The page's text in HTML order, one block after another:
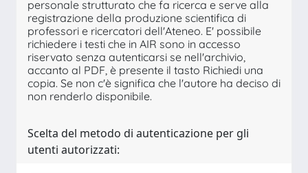
personale strutturato che fa ricerca e serve alla
registrazione della produzione scientifica di
professori e ricercatori dell'Ateneo. E' possibile
richiedere i testi che in AIR sono in accesso
riservato senza autenticarsi se nell'archivio,
accanto al PDF, è presente il tasto Richiedi una
copia. Se non c'è significa che l'autore ha deciso di
non renderlo disponibile.
Scelta del metodo di autenticazione per gli
utenti autorizzati: